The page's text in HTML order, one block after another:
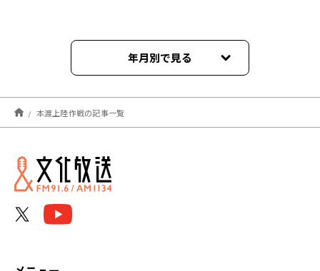
年月別で見る
2026年08月
2026年07月
2026年06月
本渡上陸作戦の記事一覧